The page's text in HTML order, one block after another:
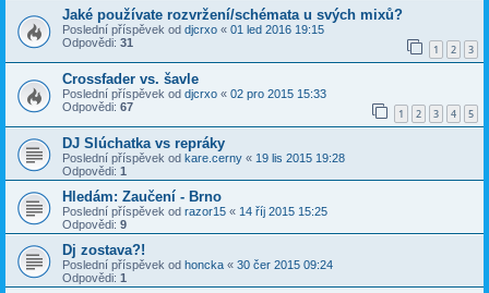
Jaké používate rozvržení/schémata u svých mixů?
Poslední příspěvek od djcrxo « 01 led 2016 19:15
Odpovědi: 31 1 2 3
Crossfader vs. šavle
Poslední příspěvek od djcrxo « 02 pro 2015 15:33
Odpovědi: 67 1 2 3 4 5
DJ Slúchatka vs repráky
Poslední příspěvek od kare.cerny « 19 lis 2015 19:28
Odpovědi: 1
Hledám: Zaučení - Brno
Poslední příspěvek od razor15 « 14 říj 2015 15:25
Odpovědi: 9
Dj zostava?!
Poslední příspěvek od honcka « 30 čer 2015 09:24
Odpovědi: 1